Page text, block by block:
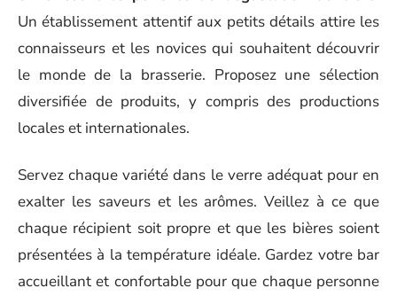
Un établissement attentif aux petits détails attire les
connaisseurs et les novices qui souhaitent découvrir
le monde de la brasserie. Proposez une sélection
diversifiée de produits, y compris des productions
locales et internationales.
Servez chaque variété dans le verre adéquat pour en
exalter les saveurs et les arômes. Veillez à ce que
chaque récipient soit propre et que les bières soient
présentées à la température idéale. Gardez votre bar
accueillant et confortable pour que chaque personne